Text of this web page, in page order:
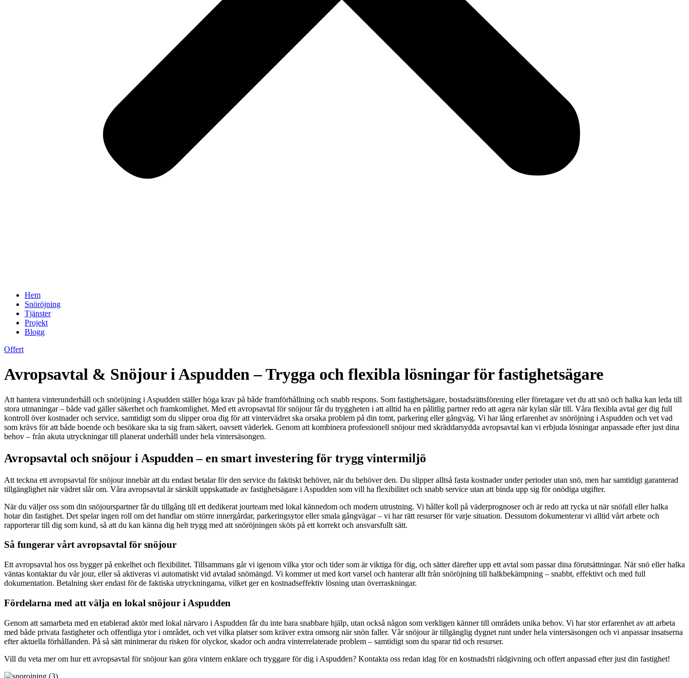
Hem
Snöröjning
Tjänster
Projekt
Blogg
Offert
Avropsavtal & Snöjour i Aspudden – Trygga och flexibla lösningar för fastighetsägare
Att hantera vinterunderhåll och snöröjning i Aspudden ställer höga krav på både framförhållning och snabb respons. Som fastighetsägare, bostadsrättsförening eller företagare vet du att snö och halka kan leda till
stora utmaningar – både vad gäller säkerhet och framkomlighet. Med ett avropsavtal för snöjour får du tryggheten i att alltid ha en pålitlig partner redo att agera när kylan slår till. Våra flexibla avtal ger dig full
kontroll över kostnader och service, samtidigt som du slipper oroa dig för att vintervädret ska orsaka problem på din tomt, parkering eller gångväg. Vi har lång erfarenhet av snöröjning i Aspudden och vet vad
som krävs för att både boende och besökare ska ta sig fram säkert, oavsett väderlek. Genom att kombinera professionell snöjour med skräddarsydda avropsavtal kan vi erbjuda lösningar anpassade efter just dina
behov – från akuta utryckningar till planerat underhåll under hela vintersäsongen.
Avropsavtal och snöjour i Aspudden – en smart investering för trygg vintermiljö
Att teckna ett avropsavtal för snöjour innebär att du endast betalar för den service du faktiskt behöver, när du behöver den. Du slipper alltså fasta kostnader under perioder utan snö, men har samtidigt garanterad
tillgänglighet när vädret slår om. Våra avropsavtal är särskilt uppskattade av fastighetsägare i Aspudden som vill ha flexibilitet och snabb service utan att binda upp sig för onödiga utgifter.
När du väljer oss som din snöjourspartner får du tillgång till ett dedikerat jourteam med lokal kännedom och modern utrustning. Vi håller koll på väderprognoser och är redo att rycka ut när snöfall eller halka
hotar din fastighet. Det spelar ingen roll om det handlar om större innergårdar, parkeringsytor eller smala gångvägar – vi har rätt resurser för varje situation. Dessutom dokumenterar vi alltid vårt arbete och
rapporterar till dig som kund, så att du kan känna dig helt trygg med att snöröjningen sköts på ett korrekt och ansvarsfullt sätt.
Så fungerar vårt avropsavtal för snöjour
Ett avropsavtal hos oss bygger på enkelhet och flexibilitet. Tillsammans går vi igenom vilka ytor och tider som är viktiga för dig, och sätter därefter upp ett avtal som passar dina förutsättningar. När snö eller halka
väntas kontaktar du vår jour, eller så aktiveras vi automatiskt vid avtalad snömängd. Vi kommer ut med kort varsel och hanterar allt från snöröjning till halkbekämpning – snabbt, effektivt och med full
dokumentation. Betalning sker endast för de faktiska utryckningarna, vilket ger en kostnadseffektiv lösning utan överraskningar.
Fördelarna med att välja en lokal snöjour i Aspudden
Genom att samarbeta med en etablerad aktör med lokal närvaro i Aspudden får du inte bara snabbare hjälp, utan också någon som verkligen känner till områdets unika behov. Vi har stor erfarenhet av att arbeta
med både privata fastigheter och offentliga ytor i området, och vet vilka platser som kräver extra omsorg när snön faller. Vår snöjour är tillgänglig dygnet runt under hela vintersäsongen och vi anpassar insatserna
efter aktuella förhållanden. På så sätt minimerar du risken för olyckor, skador och andra vinterrelaterade problem – samtidigt som du sparar tid och resurser.
Vill du veta mer om hur ett avropsavtal för snöjour kan göra vintern enklare och tryggare för dig i Aspudden? Kontakta oss redan idag för en kostnadsfri rådgivning och offert anpassad efter just din fastighet!